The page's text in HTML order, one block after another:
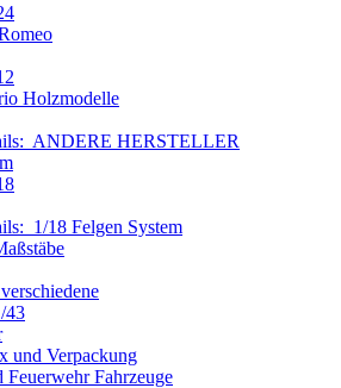
Holzmodelle
ANDERE HERSTELLER
1/18 Felgen System
43
und Verpackung
Feuerwehr Fahrzeuge